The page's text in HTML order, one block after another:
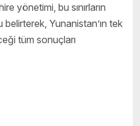
yönetimi, bu sınırların
Yunanistan’ın tek
tüm sonuçları